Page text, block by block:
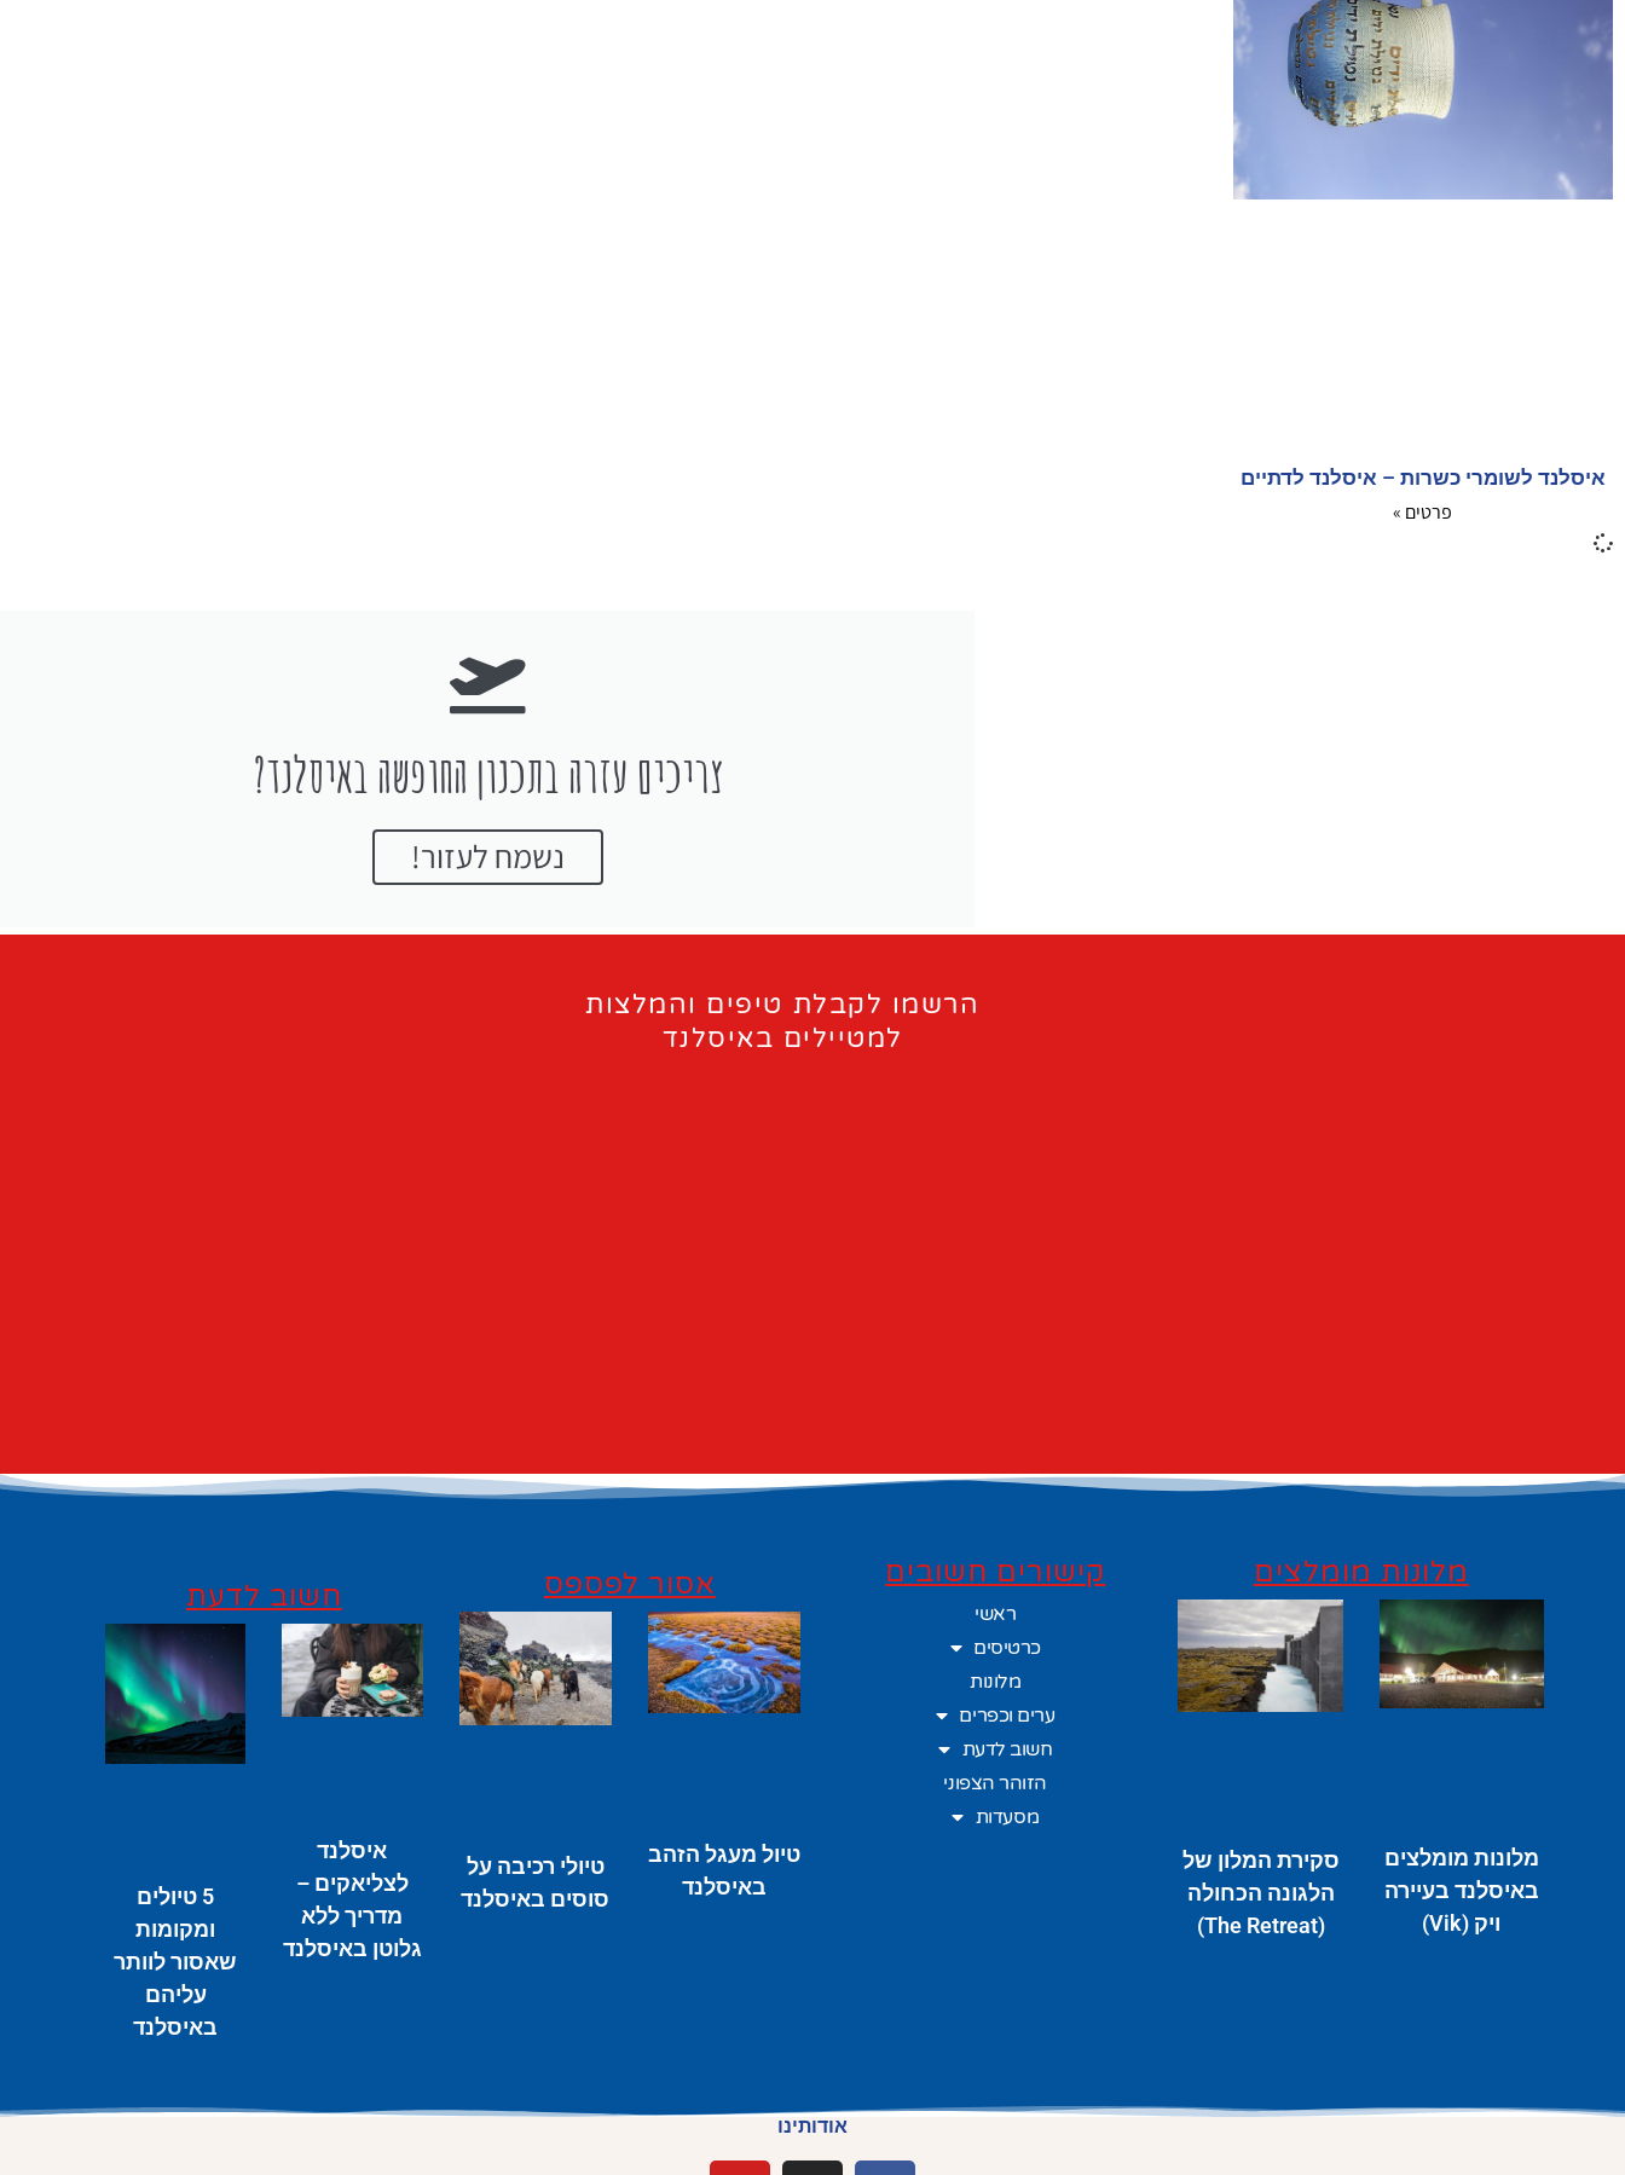
איסלנד לשומרי כשרות – איסלנד לדתיים
פרטים »
צריכים עזרה בתכנון החופשה באיסלנד?
נשמח לעזור!
הרשמו לקבלת טיפים והמלצות
למטיילים באיסלנד
מלונות מומלצים
מלונות מומלצים
באיסלנד בעיירה
ויק (Vik)
סקירת המלון של
הלגונה הכחולה
(The Retreat)
קישורים חשובים
ראשי
כרטיסים
מלונות
ערים וכפרים
חשוב לדעת
הזוהר הצפוני
מסעדות
אסור לפספס
טיול מעגל הזהב
באיסלנד
טיולי רכיבה על
סוסים באיסלנד
חשוב לדעת
איסלנד
לצליאקים –
מדריך ללא
גלוטן באיסלנד
5 טיולים
ומקומות
שאסור לוותר
עליהם
באיסלנד
אודותינו